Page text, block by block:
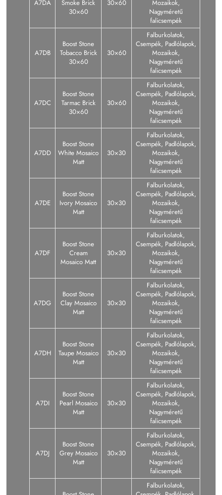
A7DA
Smoke Brick
30×60
30×60
Mozaikok,
Nagyméretű
falicsempék
A7DB
Boost Stone
Tobacco Brick
30×60
30×60
Falburkolatok,
Csempék, Padlólapok,
Mozaikok,
Nagyméretű
falicsempék
A7DC
Boost Stone
Tarmac Brick
30×60
30×60
Falburkolatok,
Csempék, Padlólapok,
Mozaikok,
Nagyméretű
falicsempék
A7DD
Boost Stone
White Mosaico
Matt
30×30
Falburkolatok,
Csempék, Padlólapok,
Mozaikok,
Nagyméretű
falicsempék
A7DE
Boost Stone
Ivory Mosaico
Matt
30×30
Falburkolatok,
Csempék, Padlólapok,
Mozaikok,
Nagyméretű
falicsempék
A7DF
Boost Stone
Cream
Mosaico Matt
30×30
Falburkolatok,
Csempék, Padlólapok,
Mozaikok,
Nagyméretű
falicsempék
A7DG
Boost Stone
Clay Mosaico
Matt
30×30
Falburkolatok,
Csempék, Padlólapok,
Mozaikok,
Nagyméretű
falicsempék
A7DH
Boost Stone
Taupe Mosaico
Matt
30×30
Falburkolatok,
Csempék, Padlólapok,
Mozaikok,
Nagyméretű
falicsempék
A7DI
Boost Stone
Pearl Mosaico
Matt
30×30
Falburkolatok,
Csempék, Padlólapok,
Mozaikok,
Nagyméretű
falicsempék
A7DJ
Boost Stone
Grey Mosaico
Matt
30×30
Falburkolatok,
Csempék, Padlólapok,
Mozaikok,
Nagyméretű
falicsempék
Falburkolatok,